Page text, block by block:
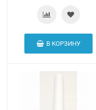
В КОРЗИНУ